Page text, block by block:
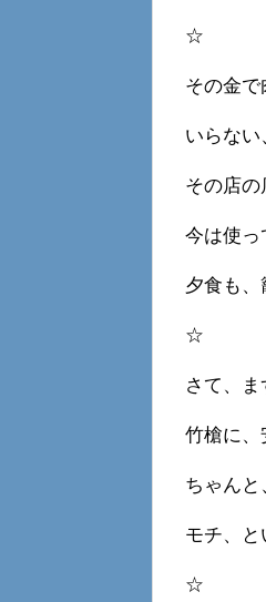
☆
その金で
いらな
その店
今は使っ
夕食も、
☆
さて、
竹槍に、
ちゃん
モチ、
☆